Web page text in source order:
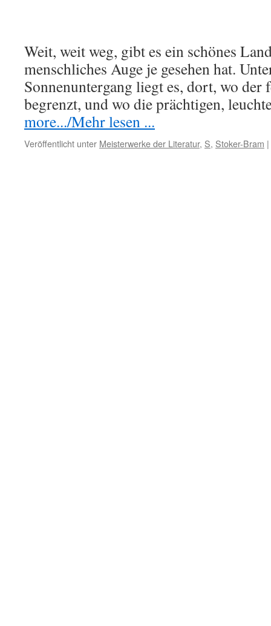
Weit, weit weg, gibt es ein schönes
menschliches Auge je gesehen hat.
Sonnenuntergang liegt es, dort, wo der
begrenzt, und wo die prächtigen,
more.../Mehr lesen ...
Veröffentlicht unter Meisterwerke der Literatur, S, Stoker-Bram |